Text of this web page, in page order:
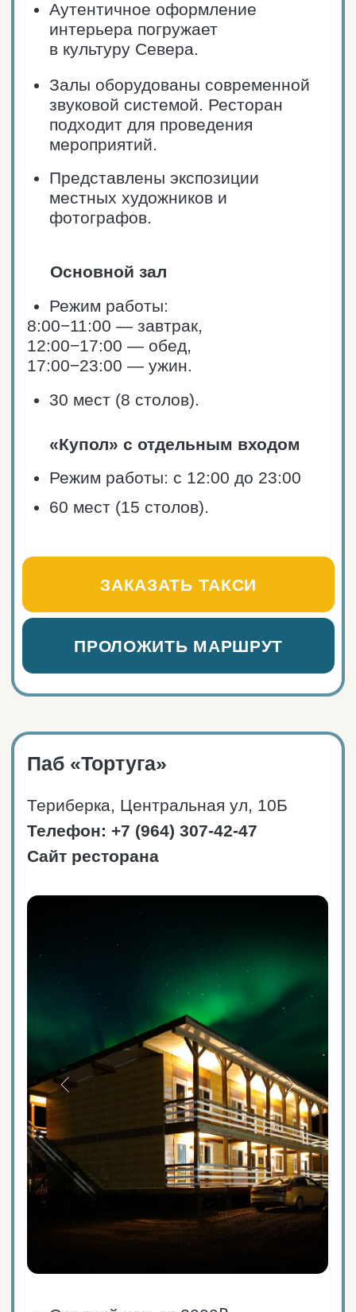
Атмосферный интерьер
приключений и открытий.
Паб работает на территории
гостевого дома «Тортуга».
«From sea to table» — свежие
на кухню сразу из Баренцева
моря.
и график работы
Вс: 11:00 — 22:00.
Средний чек: от 2000₽.
Наиболее демократичные цены
ПРОЛОЖИТЬ МАРШРУТ
ЗАКАЗАТЬ ТАКСИ
Ресторан «Териберский
берег»
Териберка, Красная улица, 2
Облуживание туристических групп
более 10 человек
по предварительному заказу.
«Териберский берег».
Блюда Арктической кухни
из оленины, зубатки, трески
и семги, гребешка, краба
и креветок.
Средний чек: от 1500₽.
Потрясающий панорамный вид
на Баренцево море.